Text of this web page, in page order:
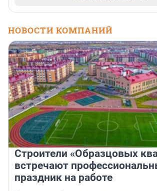
НОВОСТИ КОМПАНИЙ
Строители «Образцовых
встречают
праздник на работе